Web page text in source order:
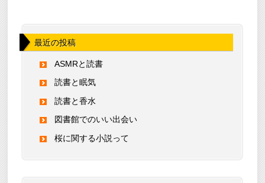
最近の投稿
ASMRと読書
読書と眠気
読書と香水
図書館でのいい出会い
桜に関する小説って